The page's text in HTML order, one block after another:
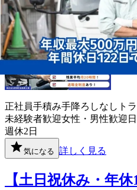
勤務地
北海道野付郡別海町
正社員手積み手降ろしなし ト
未経験者歓迎女性・男性歓迎
週休2日
気になる 詳しく見る
【土日祝休み・年